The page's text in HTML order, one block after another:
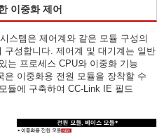
이중화 제어
스템은 제어계와 같은 모듈 구성의
구성합니다. 제어계 및 대기계는 일반
는 프로세스 CPU와 이중화 기능
은 이중화용 전원 모듈을 장착할 수
듈에 구축하여 CC-Link IE 필드